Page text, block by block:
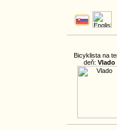
Bicyklista na
deň: Vlado